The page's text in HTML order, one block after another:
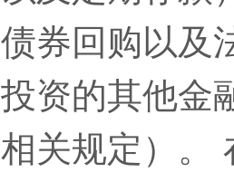
债券回购以及
投资的其他金
相关规定）。